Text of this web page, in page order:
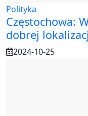
Polityka
Częstochowa:
dobrej
2024-10-25